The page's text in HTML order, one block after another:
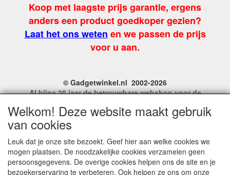
Koop met laagste prijs garantie, ergens
anders een product goedkoper gezien?
Laat het ons weten en we passen de prijs
voor u aan.
© Gadgetwinkel.nl 2002-2026
Al bijna 25 jaar de betrouwbare webshop voor de
Site Name, Ownership and Design Copyright by
another website, or otherwise copied or reproduced without
our explicit written permission.
For more information on this site please contact:
Welkom! Deze website maakt gebruik
van cookies
Leuk dat je onze site bezoekt. Geef hier aan welke cookies we
mogen plaatsen. De noodzakelijke cookies verzamelen geen
persoonsgegevens. De overige cookies helpen ons de site en je
bezoekerservaring te verbeteren. Ook helpen ze ons om onze